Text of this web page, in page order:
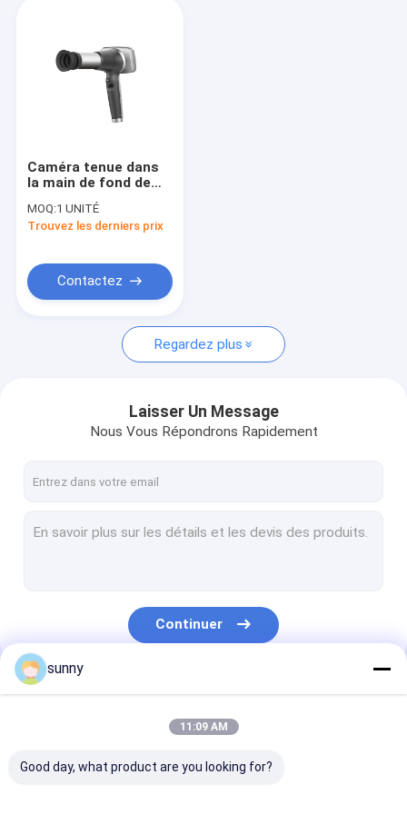
Caméra tenue dans
la main de fond de
Digital d'écran tactile
de 3,97 pouces avec
la connexion d'USB
MOQ:1 UNITÉ
Trouvez les derniers prix
Contactez
Regardez plus
Laisser Un Message
Nous Vous Répondrons Rapidement
Continuer
Nos Catégories
sunny
11:09 AM
Good day, what product are you looking for?